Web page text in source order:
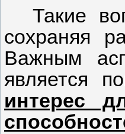
Такие
сохраняя
Важным
является
интерес